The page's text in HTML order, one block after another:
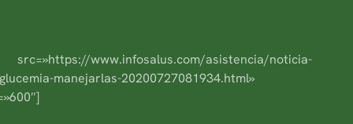
www.infosalus.com/asistencia/noticia-
manejarlas-20200727081934.html»